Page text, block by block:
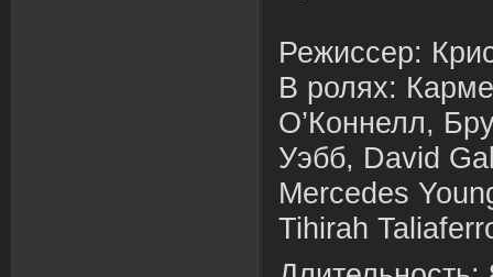
Режиссер:
В ролях:
О’Коннелл,
Уэбб, David
Mercedes
Tihirah